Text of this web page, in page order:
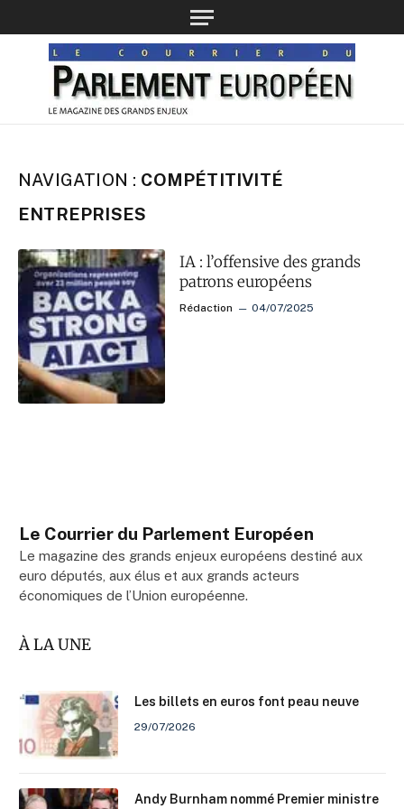
NAVIGATION : COMPÉTITIVITÉ
ENTREPRISES
IA : l’offensive des grands
patrons européens
Rédaction 04/07/2025
Le Courrier du Parlement Européen
Le magazine des grands enjeux européens destiné aux
euro députés, aux élus et aux grands acteurs
économiques de l’Union européenne.
À LA UNE
Les billets en euros font peau neuve
29/07/2026
Andy Burnham nommé Premier ministre